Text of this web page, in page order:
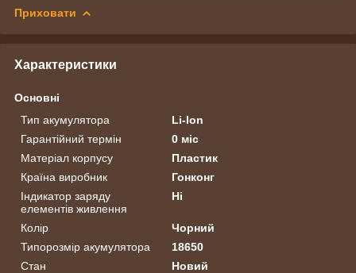
Приховати
Характеристики
Основні
Тип акумулятора
Li-Ion
Гарантійний термін
0 міс
Матеріал корпусу
Пластик
Країна виробник
Гонконг
Індикатор заряду
елементів живлення
Ні
Колір
Чорний
Типорозмір акумулятора
18650
Стан
Новий